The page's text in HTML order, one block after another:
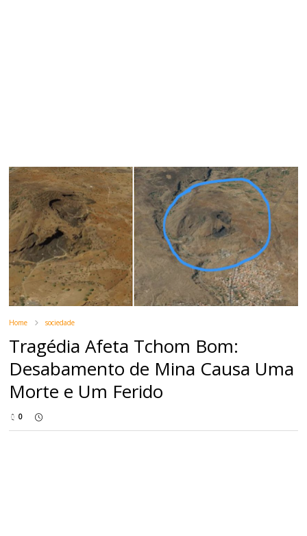
Home sociedade
Tragédia Afeta Tchom Bom:
Desabamento de Mina Causa Uma
Morte e Um Ferido
0